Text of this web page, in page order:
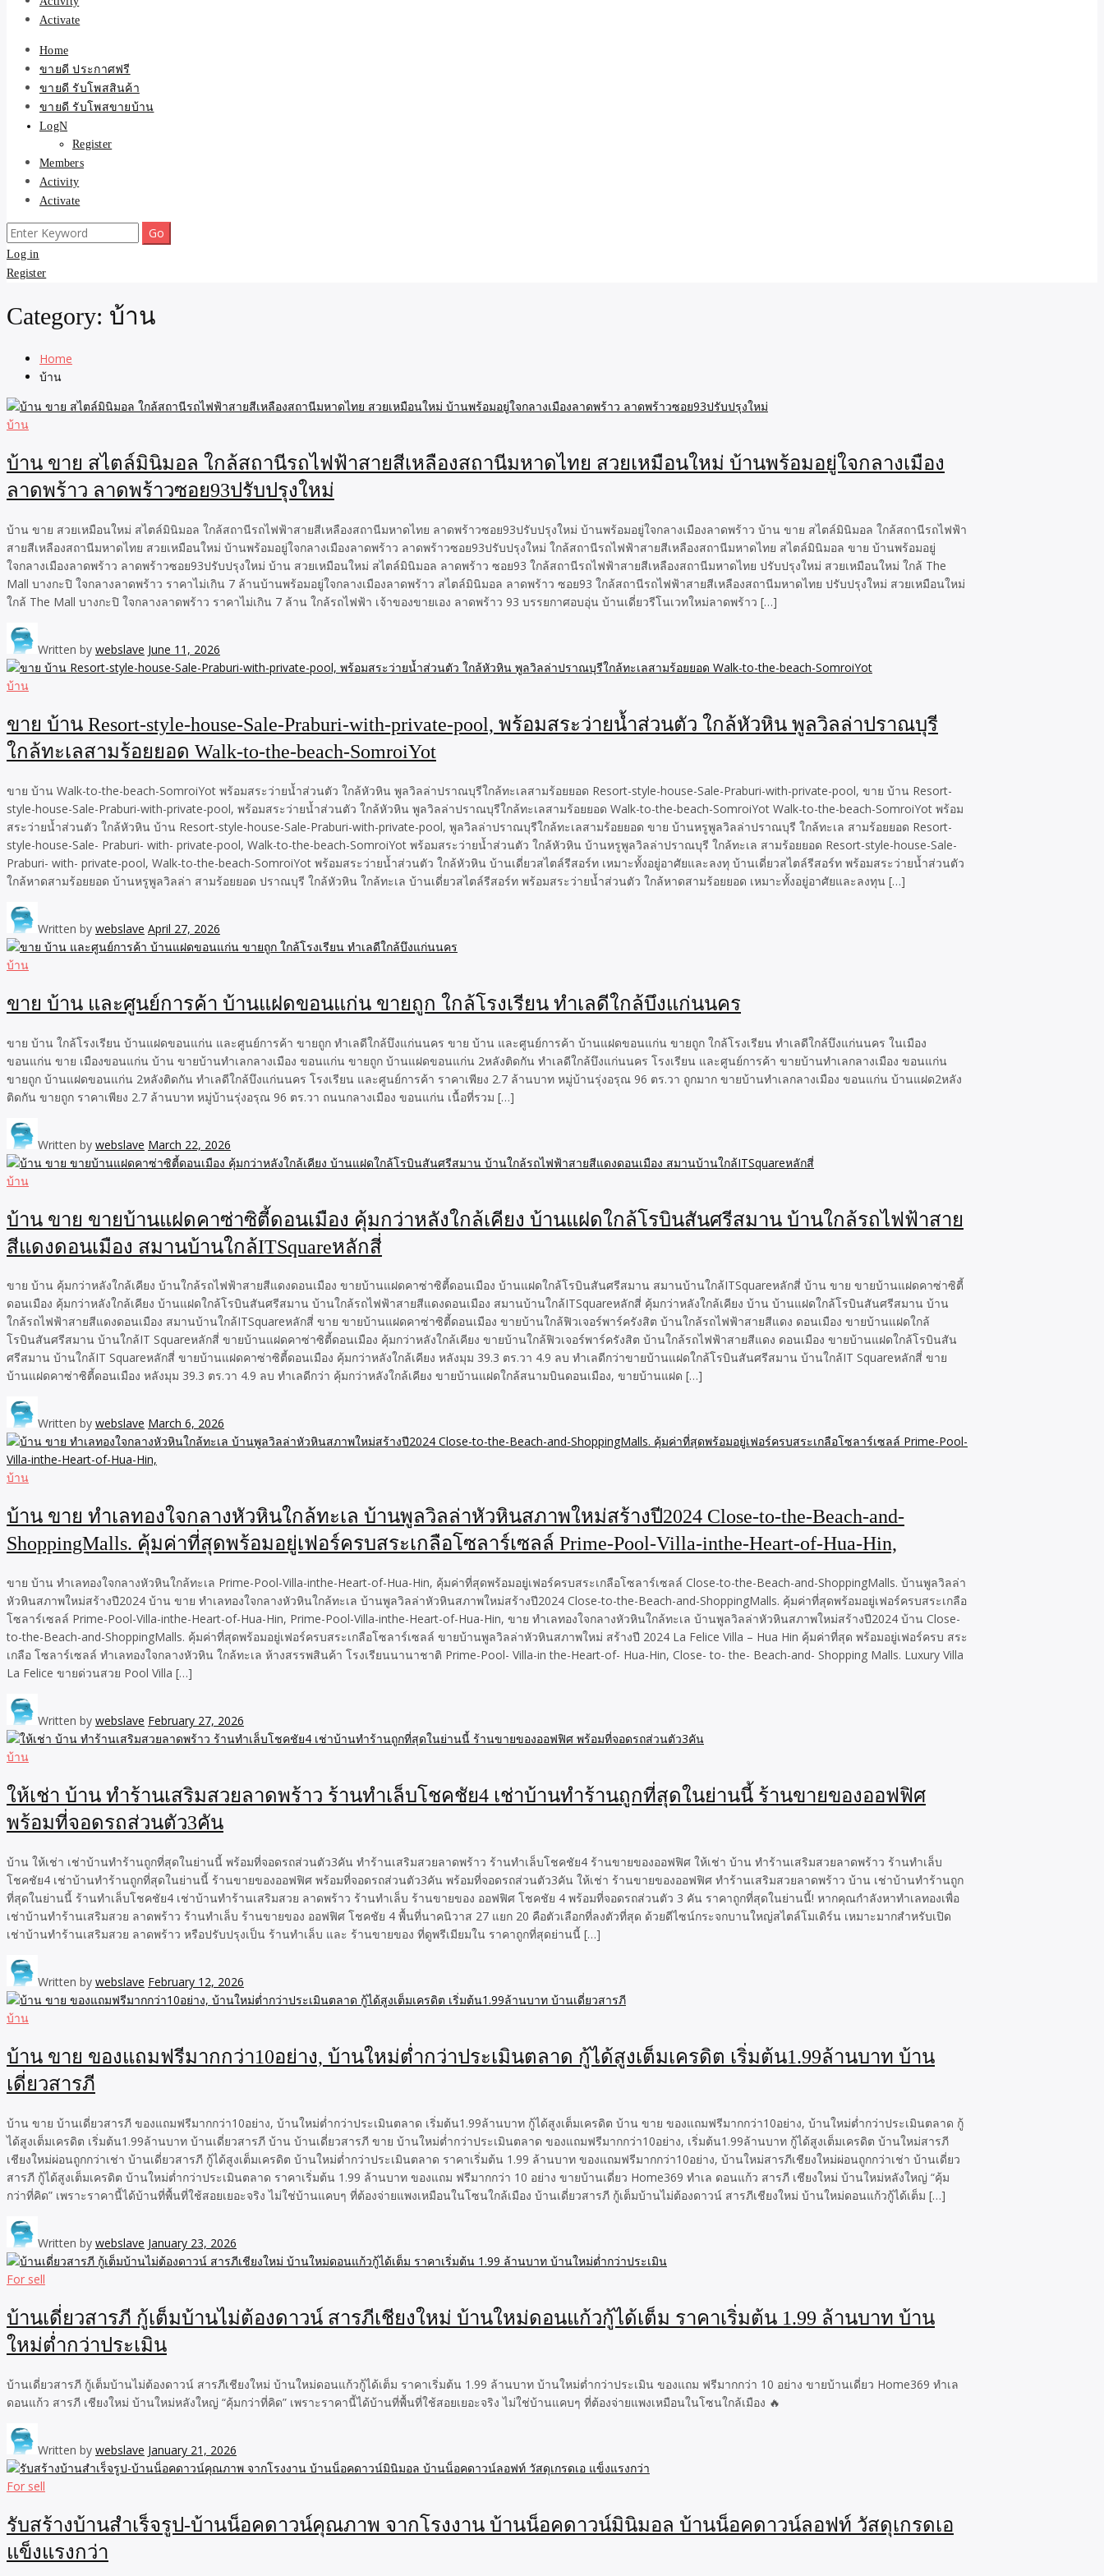
Activate
Home
ขายดี ประกาศฟรี
ขายดี รับโพสสินค้า
ขายดี รับโพสขายบ้าน
LogN
Register
Members
Activity
Activate
Search
for:
Log in
Register
Category: บ้าน
Home
บ้าน
บ้าน
บ้าน ขาย สไตล์มินิมอล ใกล้สถานีรถไฟฟ้าสายสีเหลืองสถานีมหาดไทย สวยเหมือนใหม่ บ้านพร้อมอยู่ใจกลางเมือง
ลาดพร้าว ลาดพร้าวซอย93ปรับปรุงใหม่
บ้าน ขาย สวยเหมือนใหม่ สไตล์มินิมอล ใกล้สถานีรถไฟฟ้าสายสีเหลืองสถานีมหาดไทย ลาดพร้าวซอย93ปรับปรุงใหม่ บ้านพร้อมอยู่ใจกลางเมืองลาดพร้าว บ้าน ขาย สไตล์มินิมอล ใกล้สถานีรถไฟฟ้า
สายสีเหลืองสถานีมหาดไทย สวยเหมือนใหม่ บ้านพร้อมอยู่ใจกลางเมืองลาดพร้าว ลาดพร้าวซอย93ปรับปรุงใหม่ ใกล้สถานีรถไฟฟ้าสายสีเหลืองสถานีมหาดไทย สไตล์มินิมอล ขาย บ้านพร้อมอยู่
ใจกลางเมืองลาดพร้าว ลาดพร้าวซอย93ปรับปรุงใหม่ บ้าน สวยเหมือนใหม่ สไตล์มินิมอล ลาดพร้าว ซอย93 ใกล้สถานีรถไฟฟ้าสายสีเหลืองสถานีมหาดไทย ปรับปรุงใหม่ สวยเหมือนใหม่ ใกล้ The
Mall บางกะปิ ใจกลางลาดพร้าว ราคาไม่เกิน 7 ล้านบ้านพร้อมอยู่ใจกลางเมืองลาดพร้าว สไตล์มินิมอล ลาดพร้าว ซอย93 ใกล้สถานีรถไฟฟ้าสายสีเหลืองสถานีมหาดไทย ปรับปรุงใหม่ สวยเหมือนใหม่
ใกล้ The Mall บางกะปิ ใจกลางลาดพร้าว ราคาไม่เกิน 7 ล้าน ใกล้รถไฟฟ้า เจ้าของขายเอง ลาดพร้าว 93 บรรยกาศอบอุ่น บ้านเดี่ยวรีโนเวทใหม่ลาดพร้าว […]
Written by webslave June 11, 2026
บ้าน
ขาย บ้าน Resort-style-house-Sale-Praburi-with-private-pool, พร้อมสระว่ายน้ำส่วนตัว ใกล้หัวหิน พูลวิลล่าปราณบุรี
ใกล้ทะเลสามร้อยยอด Walk-to-the-beach-SomroiYot
ขาย บ้าน Walk-to-the-beach-SomroiYot พร้อมสระว่ายน้ำส่วนตัว ใกล้หัวหิน พูลวิลล่าปราณบุรีใกล้ทะเลสามร้อยยอด Resort-style-house-Sale-Praburi-with-private-pool, ขาย บ้าน Resort-
style-house-Sale-Praburi-with-private-pool, พร้อมสระว่ายน้ำส่วนตัว ใกล้หัวหิน พูลวิลล่าปราณบุรีใกล้ทะเลสามร้อยยอด Walk-to-the-beach-SomroiYot Walk-to-the-beach-SomroiYot พร้อม
สระว่ายน้ำส่วนตัว ใกล้หัวหิน บ้าน Resort-style-house-Sale-Praburi-with-private-pool, พูลวิลล่าปราณบุรีใกล้ทะเลสามร้อยยอด ขาย บ้านหรูพูลวิลล่าปราณบุรี ใกล้ทะเล สามร้อยยอด Resort-
style-house-Sale- Praburi- with- private-pool, Walk-to-the-beach-SomroiYot พร้อมสระว่ายน้ำส่วนตัว ใกล้หัวหิน บ้านหรูพูลวิลล่าปราณบุรี ใกล้ทะเล สามร้อยยอด Resort-style-house-Sale-
Praburi- with- private-pool, Walk-to-the-beach-SomroiYot พร้อมสระว่ายน้ำส่วนตัว ใกล้หัวหิน บ้านเดี่ยวสไตล์รีสอร์ท เหมาะทั้งอยู่อาศัยและลงทุ บ้านเดี่ยวสไตล์รีสอร์ท พร้อมสระว่ายน้ำส่วนตัว
ใกล้หาดสามร้อยยอด บ้านหรูพูลวิลล่า สามร้อยยอด ปราณบุรี ใกล้หัวหิน ใกล้ทะเล บ้านเดี่ยวสไตล์รีสอร์ท พร้อมสระว่ายน้ำส่วนตัว ใกล้หาดสามร้อยยอด เหมาะทั้งอยู่อาศัยและลงทุน […]
Written by webslave April 27, 2026
บ้าน
ขาย บ้าน และศูนย์การค้า บ้านแฝดขอนแก่น ขายถูก ใกล้โรงเรียน ทำเลดีใกล้บึงแก่นนคร
ขาย บ้าน ใกล้โรงเรียน บ้านแฝดขอนแก่น และศูนย์การค้า ขายถูก ทำเลดีใกล้บึงแก่นนคร ขาย บ้าน และศูนย์การค้า บ้านแฝดขอนแก่น ขายถูก ใกล้โรงเรียน ทำเลดีใกล้บึงแก่นนคร ในเมือง
ขอนแก่น ขาย เมืองขอนแก่น บ้าน ขายบ้านทำเลกลางเมือง ขอนแก่น ขายถูก บ้านแฝดขอนแก่น 2หลังติดกัน ทำเลดีใกล้บึงแก่นนคร โรงเรียน และศูนย์การค้า ขายบ้านทำเลกลางเมือง ขอนแก่น
ขายถูก บ้านแฝดขอนแก่น 2หลังติดกัน ทำเลดีใกล้บึงแก่นนคร โรงเรียน และศูนย์การค้า ราคาเพียง 2.7 ล้านบาท หมู่บ้านรุ่งอรุณ 96 ตร.วา ถูกมาก ขายบ้านทำเลกลางเมือง ขอนแก่น บ้านแฝด2หลัง
ติดกัน ขายถูก ราคาเพียง 2.7 ล้านบาท หมู่บ้านรุ่งอรุณ 96 ตร.วา ถนนกลางเมือง ขอนแก่น เนื้อที่รวม […]
Written by webslave March 22, 2026
บ้าน
บ้าน ขาย ขายบ้านแฝดคาซ่าซิตี้ดอนเมือง คุ้มกว่าหลังใกล้เคียง บ้านแฝดใกล้โรบินสันศรีสมาน บ้านใกล้รถไฟฟ้าสาย
สีแดงดอนเมือง สมานบ้านใกล้ITSquareหลักสี่
ขาย บ้าน คุ้มกว่าหลังใกล้เคียง บ้านใกล้รถไฟฟ้าสายสีแดงดอนเมือง ขายบ้านแฝดคาซ่าซิตี้ดอนเมือง บ้านแฝดใกล้โรบินสันศรีสมาน สมานบ้านใกล้ITSquareหลักสี่ บ้าน ขาย ขายบ้านแฝดคาซ่าซิตี้
ดอนเมือง คุ้มกว่าหลังใกล้เคียง บ้านแฝดใกล้โรบินสันศรีสมาน บ้านใกล้รถไฟฟ้าสายสีแดงดอนเมือง สมานบ้านใกล้ITSquareหลักสี่ คุ้มกว่าหลังใกล้เคียง บ้าน บ้านแฝดใกล้โรบินสันศรีสมาน บ้าน
ใกล้รถไฟฟ้าสายสีแดงดอนเมือง สมานบ้านใกล้ITSquareหลักสี่ ขาย ขายบ้านแฝดคาซ่าซิตี้ดอนเมือง ขายบ้านใกล้ฟิวเจอร์พาร์ครังสิต บ้านใกล้รถไฟฟ้าสายสีแดง ดอนเมือง ขายบ้านแฝดใกล้
โรบินสันศรีสมาน บ้านใกล้IT Squareหลักสี่ ขายบ้านแฝดคาซ่าซิตี้ดอนเมือง คุ้มกว่าหลังใกล้เคียง ขายบ้านใกล้ฟิวเจอร์พาร์ครังสิต บ้านใกล้รถไฟฟ้าสายสีแดง ดอนเมือง ขายบ้านแฝดใกล้โรบินสัน
ศรีสมาน บ้านใกล้IT Squareหลักสี่ ขายบ้านแฝดคาซ่าซิตี้ดอนเมือง คุ้มกว่าหลังใกล้เคียง หลังมุม 39.3 ตร.วา 4.9 ลบ ทำเลดีกว่าขายบ้านแฝดใกล้โรบินสันศรีสมาน บ้านใกล้IT Squareหลักสี่ ขาย
บ้านแฝดคาซ่าซิตี้ดอนเมือง หลังมุม 39.3 ตร.วา 4.9 ลบ ทำเลดีกว่า คุ้มกว่าหลังใกล้เคียง ขายบ้านแฝดใกล้สนามบินดอนเมือง, ขายบ้านแฝด […]
Written by webslave March 6, 2026
บ้าน
บ้าน ขาย ทำเลทองใจกลางหัวหินใกล้ทะเล บ้านพูลวิลล่าหัวหินสภาพใหม่สร้างปี2024 Close-to-the-Beach-and-
ShoppingMalls. คุ้มค่าที่สุดพร้อมอยู่เฟอร์ครบสระเกลือโซลาร์เซลล์ Prime-Pool-Villa-inthe-Heart-of-Hua-Hin,
ขาย บ้าน ทำเลทองใจกลางหัวหินใกล้ทะเล Prime-Pool-Villa-inthe-Heart-of-Hua-Hin, คุ้มค่าที่สุดพร้อมอยู่เฟอร์ครบสระเกลือโซลาร์เซลล์ Close-to-the-Beach-and-ShoppingMalls. บ้านพูลวิลล่า
หัวหินสภาพใหม่สร้างปี2024 บ้าน ขาย ทำเลทองใจกลางหัวหินใกล้ทะเล บ้านพูลวิลล่าหัวหินสภาพใหม่สร้างปี2024 Close-to-the-Beach-and-ShoppingMalls. คุ้มค่าที่สุดพร้อมอยู่เฟอร์ครบสระเกลือ
โซลาร์เซลล์ Prime-Pool-Villa-inthe-Heart-of-Hua-Hin, Prime-Pool-Villa-inthe-Heart-of-Hua-Hin, ขาย ทำเลทองใจกลางหัวหินใกล้ทะเล บ้านพูลวิลล่าหัวหินสภาพใหม่สร้างปี2024 บ้าน Close-
to-the-Beach-and-ShoppingMalls. คุ้มค่าที่สุดพร้อมอยู่เฟอร์ครบสระเกลือโซลาร์เซลล์ ขายบ้านพูลวิลล่าหัวหินสภาพใหม่ สร้างปี 2024 La Felice Villa – Hua Hin คุ้มค่าที่สุด พร้อมอยู่เฟอร์ครบ สระ
เกลือ โซลาร์เซลล์ ทำเลทองใจกลางหัวหิน ใกล้ทะเล ห้างสรรพสินค้า โรงเรียนนานาชาติ Prime-Pool- Villa-in the-Heart-of- Hua-Hin, Close- to- the- Beach-and- Shopping Malls. Luxury Villa
La Felice ขายด่วนสวย Pool Villa […]
Written by webslave February 27, 2026
บ้าน
ให้เช่า บ้าน ทำร้านเสริมสวยลาดพร้าว ร้านทำเล็บโชคชัย4 เช่าบ้านทำร้านถูกที่สุดในย่านนี้ ร้านขายของออฟฟิศ
พร้อมที่จอดรถส่วนตัว3คัน
บ้าน ให้เช่า เช่าบ้านทำร้านถูกที่สุดในย่านนี้ พร้อมที่จอดรถส่วนตัว3คัน ทำร้านเสริมสวยลาดพร้าว ร้านทำเล็บโชคชัย4 ร้านขายของออฟฟิศ ให้เช่า บ้าน ทำร้านเสริมสวยลาดพร้าว ร้านทำเล็บ
โชคชัย4 เช่าบ้านทำร้านถูกที่สุดในย่านนี้ ร้านขายของออฟฟิศ พร้อมที่จอดรถส่วนตัว3คัน พร้อมที่จอดรถส่วนตัว3คัน ให้เช่า ร้านขายของออฟฟิศ ทำร้านเสริมสวยลาดพร้าว บ้าน เช่าบ้านทำร้านถูก
ที่สุดในย่านนี้ ร้านทำเล็บโชคชัย4 เช่าบ้านทำร้านเสริมสวย ลาดพร้าว ร้านทำเล็บ ร้านขายของ ออฟฟิศ โชคชัย 4 พร้อมที่จอดรถส่วนตัว 3 คัน ราคาถูกที่สุดในย่านนี้! หากคุณกำลังหาทำเลทองเพื่อ
เช่าบ้านทำร้านเสริมสวย ลาดพร้าว ร้านทำเล็บ ร้านขายของ ออฟฟิศ โชคชัย 4 พื้นที่นาคนิวาส 27 แยก 20 คือตัวเลือกที่ลงตัวที่สุด ด้วยดีไซน์กระจกบานใหญ่สไตล์โมเดิร์น เหมาะมากสำหรับเปิด
เช่าบ้านทำร้านเสริมสวย ลาดพร้าว หรือปรับปรุงเป็น ร้านทำเล็บ และ ร้านขายของ ที่ดูพรีเมียมใน ราคาถูกที่สุดย่านนี้ […]
Written by webslave February 12, 2026
บ้าน
บ้าน ขาย ของแถมฟรีมากกว่า10อย่าง, บ้านใหม่ต่ำกว่าประเมินตลาด กู้ได้สูงเต็มเครดิต เริ่มต้น1.99ล้านบาท บ้าน
เดี่ยวสารภี
บ้าน ขาย บ้านเดี่ยวสารภี ของแถมฟรีมากกว่า10อย่าง, บ้านใหม่ต่ำกว่าประเมินตลาด เริ่มต้น1.99ล้านบาท กู้ได้สูงเต็มเครดิต บ้าน ขาย ของแถมฟรีมากกว่า10อย่าง, บ้านใหม่ต่ำกว่าประเมินตลาด กู้
ได้สูงเต็มเครดิต เริ่มต้น1.99ล้านบาท บ้านเดี่ยวสารภี บ้าน บ้านเดี่ยวสารภี ขาย บ้านใหม่ต่ำกว่าประเมินตลาด ของแถมฟรีมากกว่า10อย่าง, เริ่มต้น1.99ล้านบาท กู้ได้สูงเต็มเครดิต บ้านใหม่สารภี
เชียงใหม่ผ่อนถูกกว่าเช่า บ้านเดี่ยวสารภี กู้ได้สูงเต็มเครดิต บ้านใหม่ต่ำกว่าประเมินตลาด ราคาเริ่มต้น 1.99 ล้านบาท ของแถมฟรีมากกว่า10อย่าง, บ้านใหม่สารภีเชียงใหม่ผ่อนถูกกว่าเช่า บ้านเดี่ยว
สารภี กู้ได้สูงเต็มเครดิต บ้านใหม่ต่ำกว่าประเมินตลาด ราคาเริ่มต้น 1.99 ล้านบาท ของแถม ฟรีมากกว่า 10 อย่าง ขายบ้านเดี่ยว Home369 ทำเล ดอนแก้ว สารภี เชียงใหม่ บ้านใหม่หลังใหญ่ “คุ้ม
กว่าที่คิด” เพราะราคานี้ได้บ้านที่พื้นที่ใช้สอยเยอะจริง ไม่ใช่บ้านแคบๆ ที่ต้องจ่ายแพงเหมือนในโซนใกล้เมือง บ้านเดี่ยวสารภี กู้เต็มบ้านไม่ต้องดาวน์ สารภีเชียงใหม่ บ้านใหม่ดอนแก้วกู้ได้เต็ม […]
Written by webslave January 23, 2026
For sell
บ้านเดี่ยวสารภี กู้เต็มบ้านไม่ต้องดาวน์ สารภีเชียงใหม่ บ้านใหม่ดอนแก้วกู้ได้เต็ม ราคาเริ่มต้น 1.99 ล้านบาท บ้าน
ใหม่ต่ำกว่าประเมิน
บ้านเดี่ยวสารภี กู้เต็มบ้านไม่ต้องดาวน์ สารภีเชียงใหม่ บ้านใหม่ดอนแก้วกู้ได้เต็ม ราคาเริ่มต้น 1.99 ล้านบาท บ้านใหม่ต่ำกว่าประเมิน ของแถม ฟรีมากกว่า 10 อย่าง ขายบ้านเดี่ยว Home369 ทำเล
ดอนแก้ว สารภี เชียงใหม่ บ้านใหม่หลังใหญ่ “คุ้มกว่าที่คิด” เพราะราคานี้ได้บ้านที่พื้นที่ใช้สอยเยอะจริง ไม่ใช่บ้านแคบๆ ที่ต้องจ่ายแพงเหมือนในโซนใกล้เมือง 🔥
Written by webslave January 21, 2026
For sell
รับสร้างบ้านสำเร็จรูป-บ้านน็อคดาวน์คุณภาพ จากโรงงาน บ้านน็อคดาวน์มินิมอล บ้านน็อคดาวน์ลอฟท์ วัสดุเกรดเอ
แข็งแรงกว่า